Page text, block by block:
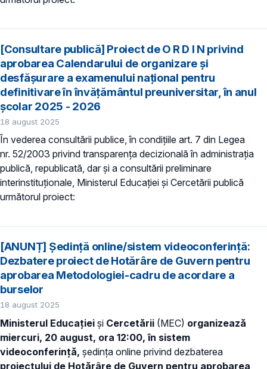
[Consultare publică] Proiect de O R D I N privind
aprobarea Calendarului de organizare și
desfășurare a examenului național pentru
definitivare în învățământul preuniversitar, în anul
școlar 2025 - 2026
18 august 2025
În vederea consultării publice, în condiţiile art. 7 din Legea
nr. 52/2003 privind transparenţa decizională în administraţia
publică, republicată, dar și a consultării preliminare
interinstituționale, Ministerul Educaţiei și Cercetării publică
următorul proiect:
[ANUNȚ] Ședință online/sistem videoconferință:
Dezbatere proiect de Hotărâre de Guvern pentru
aprobarea Metodologiei-cadru de acordare a
burselor
18 august 2025
Ministerul Educației și Cercetării (MEC) organizează
miercuri, 20 august, ora 12:00, în sistem
videoconferință, ședința online privind dezbaterea
proiectului de Hotărâre de Guvern pentru aprobarea